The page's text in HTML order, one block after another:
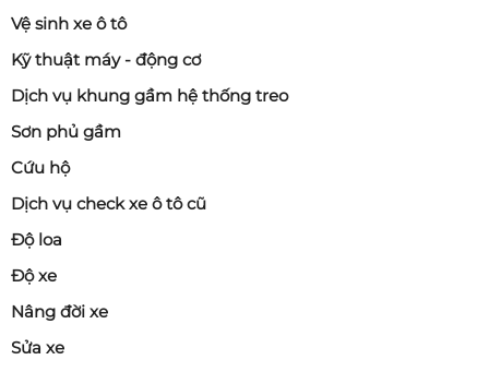
Vệ sinh xe ô tô
Kỹ thuật máy - động cơ
Dịch vụ khung gầm hệ thống treo
Sơn phủ gầm
Cứu hộ
Dịch vụ check xe ô tô cũ
Độ loa
Độ xe
Nâng đời xe
Sửa xe